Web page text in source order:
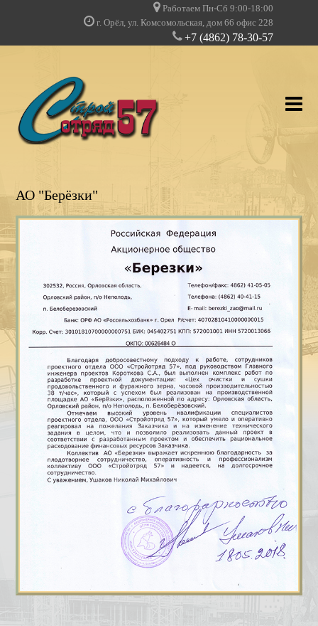
Работаем Пн-Сб 9:00-18:00
г. Орёл, ул. Комсомольская, дом 66 офис 228
+7 (4862) 78-30-57
УСЛУГИ
НАШИ ПРОЕКТЫ
ДОПУСКИ И ЛИЦЕНЗИИ
КЛИЕНТЫ О НАС
КОНТАКТЫ
АО "Берёзки"